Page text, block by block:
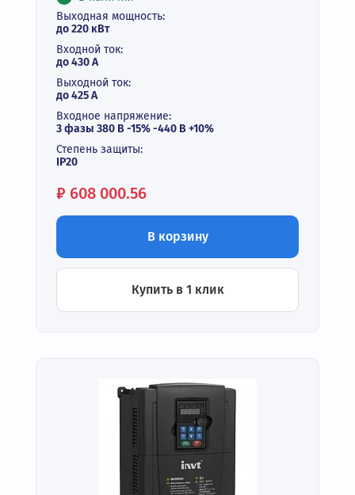
Выходная мощность:
до 220 кВт
Входной ток:
до 430 А
Выходной ток:
до 425 А
Входное напряжение:
3 фазы 380 В -15% -440 В +10%
Степень защиты:
IP20
Цена:
₽ 608 000.56
В корзину
Купить в 1 клик